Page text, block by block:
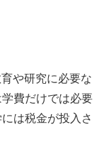
や研究に必要な
費だけでは必要
は税金が投入さ